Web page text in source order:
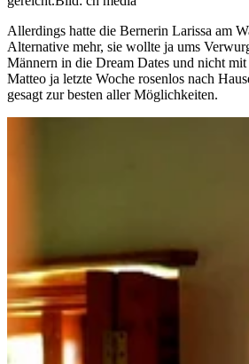
Allerdings hatte die Bernerin Larissa am
Alternative mehr, sie wollte ja ums
Männern in die Dream Dates und nicht mit
Matteo ja letzte Woche rosenlos nach
gesagt zur besten aller Möglichkeiten.